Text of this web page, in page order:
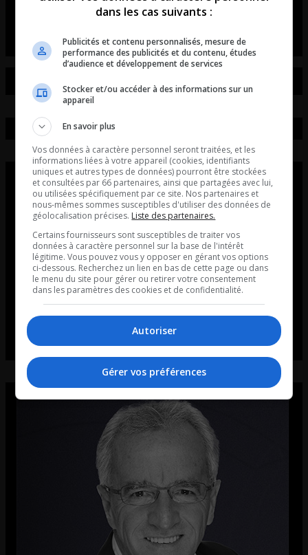
La chronique de Simon Laberge
dans les cas suivants :
Publicités et contenu personnalisés, mesure de
performance des publicités et du contenu, études
d’audience et développement de services
Stocker et/ou accéder à des informations sur un
appareil
En savoir plus
Vos données à caractère personnel seront traitées, et les
informations liées à votre appareil (cookies, identifiants
uniques et autres types de données) pourront être stockées
et consultées par 66 partenaires, ainsi que partagées avec lui,
ou utilisées spécifiquement par ce site. Nos partenaires et
nous-mêmes sommes susceptibles d'utiliser des données de
géolocalisation précises. Liste des partenaires.
Certains fournisseurs sont susceptibles de traiter vos
données à caractère personnel sur la base de l'intérêt
légitime. Vous pouvez vous y opposer en gérant vos options
ci-dessous. Recherchez un lien en bas de cette page ou dans
le menu du site pour gérer ou retirer votre consentement
dans les paramètres des cookies et de confidentialité.
Autoriser
Gérer vos préférences